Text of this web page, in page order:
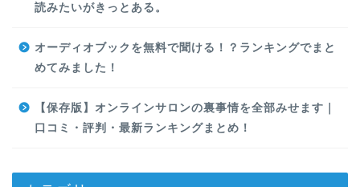
読みたいがきっとある。
オーディオブックを無料で聞ける！？ランキングでまと
めてみました！
【保存版】オンラインサロンの裏事情を全部みせます｜
口コミ・評判・最新ランキングまとめ！